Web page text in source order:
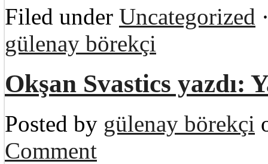
Filed under Uncategorized
gülenay börekçi
Okşan Svastics yazdı:
Posted by gülenay börekçi
Comment